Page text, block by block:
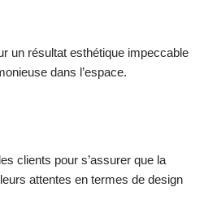
un résultat esthétique impeccable
dans l’espace.
clients pour s’assurer que la
attentes en termes de design